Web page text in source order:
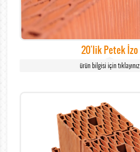
20'lik Petek İzo
ürün bilgisi için tıklayınız